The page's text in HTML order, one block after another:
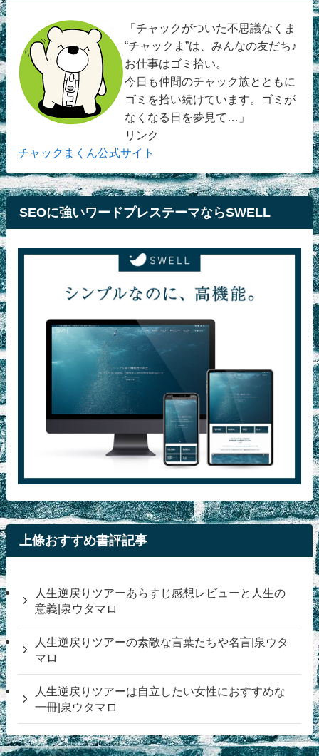
「チャックがついた不思議なくま
“チャックま”は、みんなの友だち♪
お仕事はゴミ拾い。
今日も仲間のチャック族とともに
ゴミを拾い続けています。ゴミが
なくなる日を夢見て…」
リンク
チャックまくん公式サイト
SEOに強いワードプレステーマならSWELL
上條おすすめ書評記事
人生逆戻りツアーあらすじ感想レビューと人生の
意義|泉ウタマロ
人生逆戻りツアーの素敵な言葉たちや名言|泉ウタ
マロ
人生逆戻りツアーは自立したい女性におすすめな
一冊|泉ウタマロ